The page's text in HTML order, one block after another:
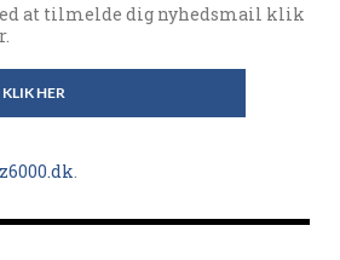
at tilmelde dig nyhedsmail klik
KLIK HER